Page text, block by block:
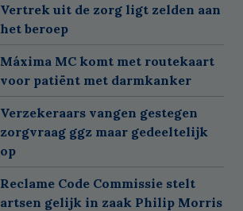
Vertrek uit de zorg ligt zelden aan
het beroep
Máxima MC komt met routekaart
voor patiënt met darmkanker
Verzekeraars vangen gestegen
zorgvraag ggz maar gedeeltelijk
op
Reclame Code Commissie stelt
artsen gelijk in zaak Philip Morris